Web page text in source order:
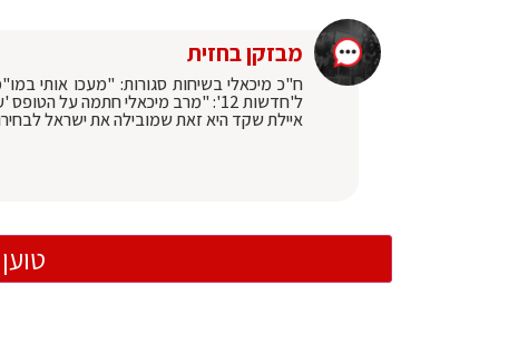
מבזקן בחזית
ח"כ מיכאלי בשיחות סגורות: "מעכו אותי
ל'חדשות 12': "מרב מיכאלי חתמה על
איילת שקד היא זאת שמובילה את ישראל לבחירות 5